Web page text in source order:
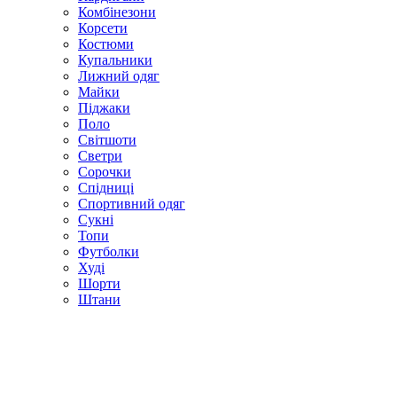
Комбінезони
Корсети
Костюми
Купальники
Лижний одяг
Майки
Піджаки
Поло
Світшоти
Светри
Сорочки
Спідниці
Спортивний одяг
Сукні
Топи
Футболки
Худі
Шорти
Штани